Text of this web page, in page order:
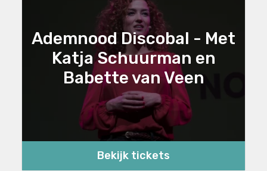
Ademnood Discobal - Met
Katja Schuurman en
Babette van Veen
Bekijk tickets